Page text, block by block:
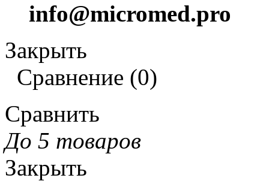
info@micromed.pro
Закрыть
Сравнение (0)
Сравнить
До 5 товаров
Закрыть